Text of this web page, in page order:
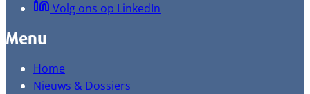
Volg ons op LinkedIn
Menu
Home
Nieuws & Dossiers